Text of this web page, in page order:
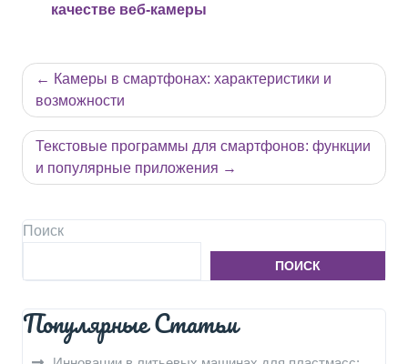
качестве веб-камеры
Навигация
по
записям
Камеры в смартфонах: характеристики и
возможности
Текстовые программы для смартфонов: функции
и популярные приложения
Поиск
ПОИСК
Популярные Статьи